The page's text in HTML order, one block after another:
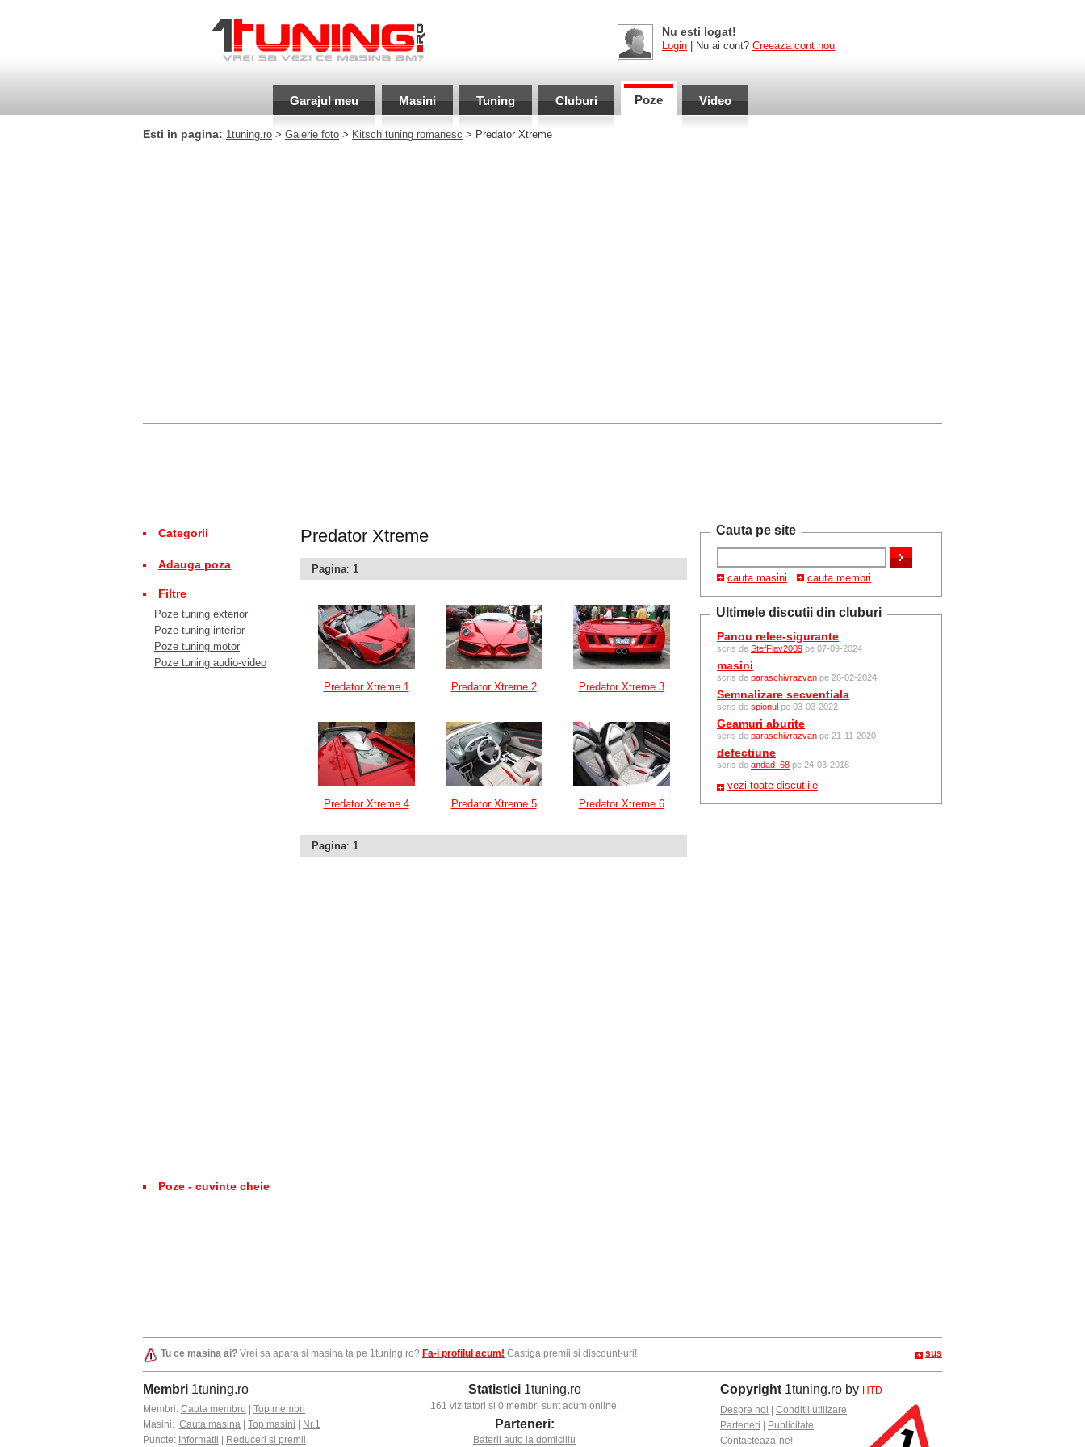
Nu esti logat!
Login | Nu ai cont? Creeaza cont nou
Garajul meu Masini Tuning Cluburi Poze Video
Esti in pagina: 1tuning.ro > Galerie foto > Kitsch tuning romanesc > Predator Xtreme
Cauta pe site
cauta masini cauta membri
Ultimele discutii din cluburi
Panou relee-sigurante
scris de StefFlav2009 pe 07-09-2024
masini
scris de paraschivrazvan pe 26-02-2024
Semnalizare secventiala
scris de spionul pe 03-03-2022
Geamuri aburite
scris de paraschivrazvan pe 21-11-2020
defectiune
scris de andad_68 pe 24-03-2018
vezi toate discutiile
Categorii
Adauga poza
Filtre
Poze tuning exterior
Poze tuning interior
Poze tuning motor
Poze tuning audio-video
Poze - cuvinte cheie
Predator Xtreme
Pagina: 1
Predator Xtreme 1 Predator Xtreme 2 Predator Xtreme 3
Predator Xtreme 4 Predator Xtreme 5 Predator Xtreme 6
Pagina: 1
Tu ce masina ai? Vrei sa apara si masina ta pe 1tuning.ro? Fa-i profilul acum! Castiga premii si discount-uri! sus
Membri 1tuning.ro
Membri: Cauta membru
Top membri
Masini: Cauta masina Top masini
Nr.1
Puncte: Informatii Reduceri si premii
Statistici 1tuning.ro
161 vizitatori si 0 membri sunt acum online:
Parteneri:
Baterii auto la domiciliu
Copyright 1tuning.ro by HTD
Despre noi
Conditii utilizare
Parteneri
Publicitate
Contacteaza-ne!